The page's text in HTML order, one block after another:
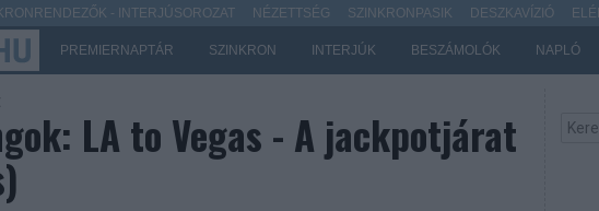
PREMIERNAPTÁR SZINKRON INTERJÚK BESZÁMOLÓK NAPLÓ
- INTERJÚSOROZAT NÉZETTSÉG SZINKRONPASIK DESZKAVÍZIÓ
LA to Vegas - A jackpotjárat